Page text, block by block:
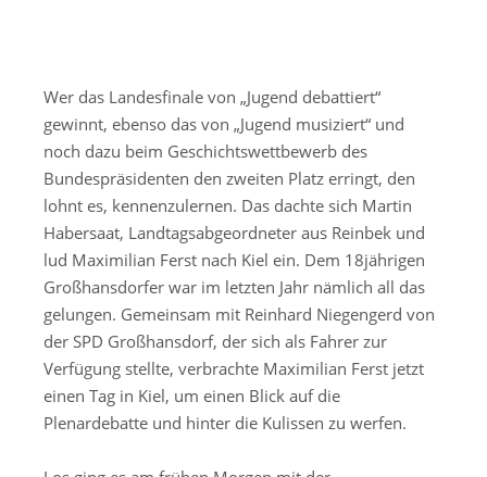
Wer das Landesfinale von „Jugend debattiert“
gewinnt, ebenso das von „Jugend musiziert“ und
noch dazu beim Geschichtswettbewerb des
Bundespräsidenten den zweiten Platz erringt, den
lohnt es, kennenzulernen. Das dachte sich Martin
Habersaat, Landtagsabgeordneter aus Reinbek und
lud Maximilian Ferst nach Kiel ein. Dem 18jährigen
Großhansdorfer war im letzten Jahr nämlich all das
gelungen. Gemeinsam mit Reinhard Niegengerd von
der SPD Großhansdorf, der sich als Fahrer zur
Verfügung stellte, verbrachte Maximilian Ferst jetzt
einen Tag in Kiel, um einen Blick auf die
Plenardebatte und hinter die Kulissen zu werfen.